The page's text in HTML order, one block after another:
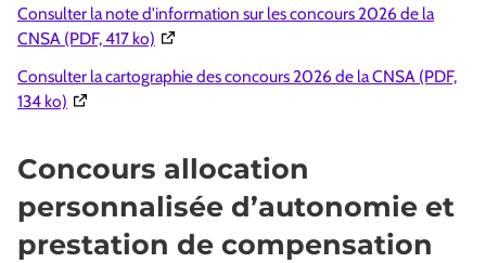
Consulter la note d'information sur les concours 2026 de la
CNSA (PDF, 417 ko) (Ouverture dans une nouvelle fenêtre)
Consulter la cartographie des concours 2026 de la CNSA (PDF,
134 ko) (Ouverture dans une nouvelle fenêtre)
Concours allocation
personnalisée d’autonomie et
prestation de compensation